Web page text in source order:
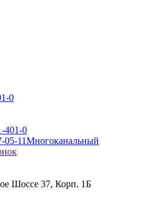
0
401-0
05-11Многоканальный
Шоссе 37, Корп. 1Б